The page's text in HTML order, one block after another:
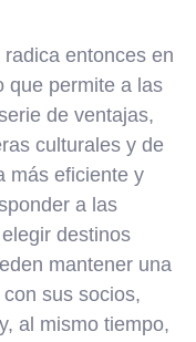
entonces en
que permite a las
de ventajas,
culturales y de
más eficiente y
a las
destinos
mantener una
sus socios,
al mismo tiempo,